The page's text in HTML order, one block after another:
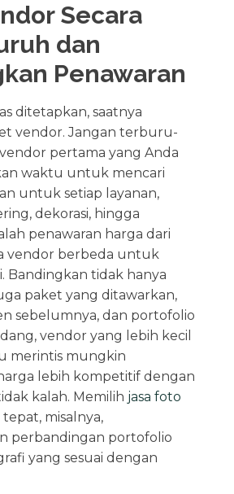
Secara
dan
Penawaran
ditetapkan, saatnya
vendor. Jangan terburu-
pertama yang Anda
waktu untuk mencari
untuk setiap layanan,
dekorasi, hingga
penawaran harga dari
vendor berbeda untuk
Bandingkan tidak hanya
paket yang ditawarkan,
sebelumnya, dan portofolio
vendor yang lebih kecil
merintis mungkin
lebih kompetitif dengan
kalah. Memilih jasa foto
misalnya,
perbandingan portofolio
yang sesuai dengan